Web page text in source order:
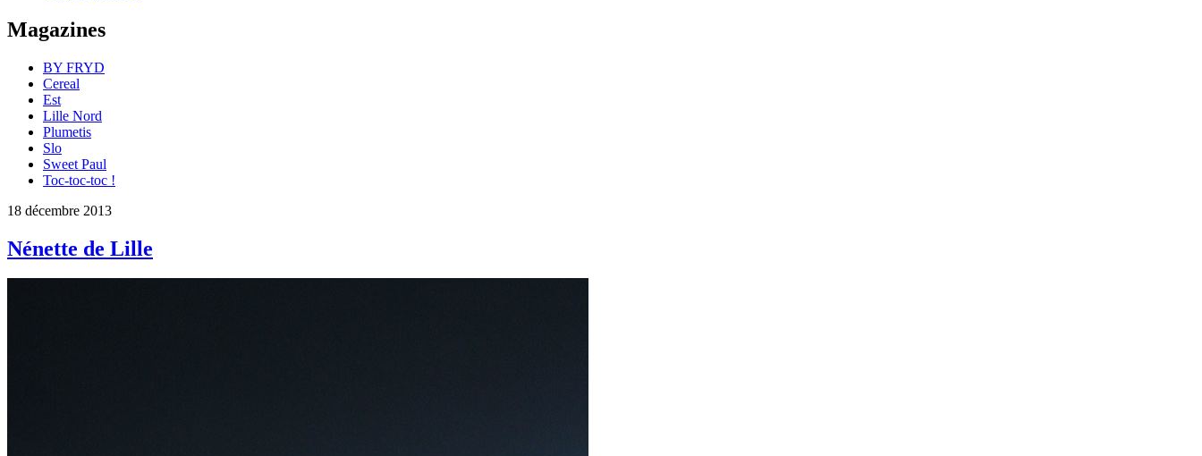
Magazines
BY FRYD
Cereal
Est
Lille Nord
Plumetis
Slo
Sweet Paul
Toc-toc-toc !
18 décembre 2013
Nénette de Lille